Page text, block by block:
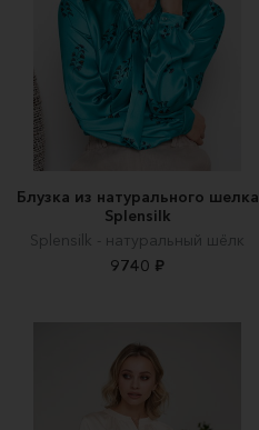
Блузка из натурального шелка
Splensilk
Splensilk - натуральный шёлк
9740 ₽